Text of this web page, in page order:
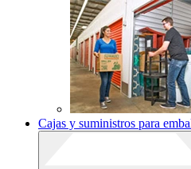
Cajas y suministros para